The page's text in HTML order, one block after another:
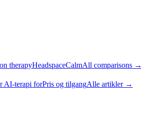
therapyHeadspaceCalmAll comparisons →
AI-terapi forPris og tilgangAlle artikler →